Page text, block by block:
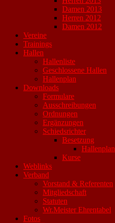
Damen 2013
Herren 2012
Damen 2012
Vereine
Trainings
Hallen
Hallenliste
Geschlossene Hallen
Hallenplan
Downloads
Formulare
Ausschreibungen
Ordnungen
Ergänzungen
Schiedsrichter
Besetzung
Hallenplan
Kurse
Weblinks
Verband
Vorstand & Referenten
Mitgliedschaft
Statuten
Wr.Meister Ehrentabel
Fotos